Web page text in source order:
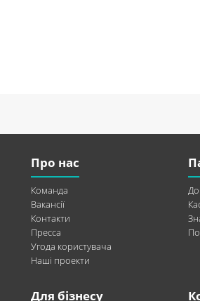
Про нас
Команда
Вакансії
Контакти
Пресса
Угода користувача
Наші проекти
Для бізнесу